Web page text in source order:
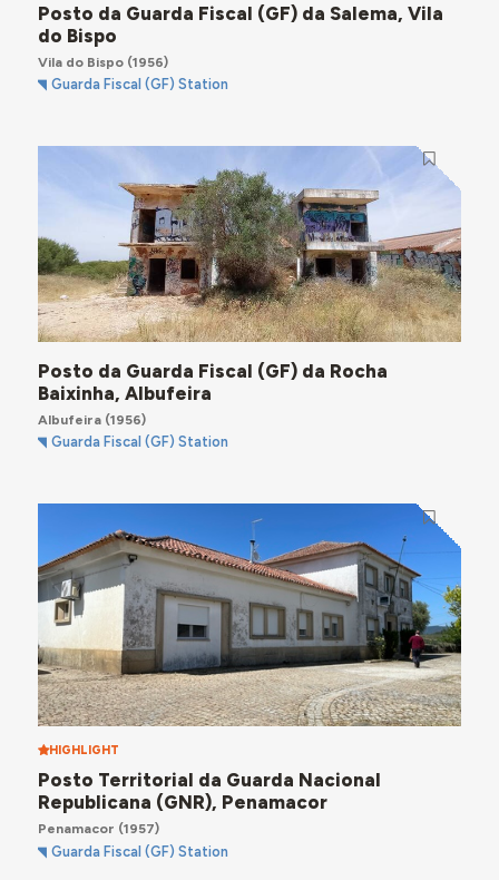
Posto da Guarda Fiscal (GF) da Salema, Vila
do Bispo
Vila do Bispo(1956)
Guarda Fiscal (GF) Station
Posto da Guarda Fiscal (GF) da Rocha
Baixinha, Albufeira
Albufeira(1956)
Guarda Fiscal (GF) Station
HIGHLIGHT
Posto Territorial da Guarda Nacional
Republicana (GNR), Penamacor
Penamacor (1957)
Guarda Fiscal (GF) Station